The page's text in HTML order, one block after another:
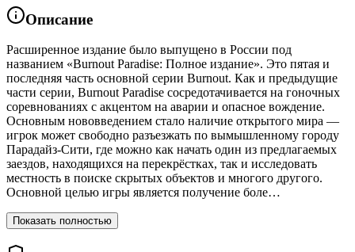
Описание
Расширенное издание было выпущено в России под
названием «Burnout Paradise: Полное издание». Это пятая и
последняя часть основной серии Burnout. Как и предыдущие
части серии, Burnout Paradise сосредотачивается на гоночных
соревнованиях с акцентом на аварии и опасное вождение.
Основным нововведением стало наличие открытого мира —
игрок может свободно разъезжать по вымышленному городу
Парадайз-Сити, где можно как начать один из предлагаемых
заездов, находящихся на перекрёстках, так и исследовать
местность в поиске скрытых объектов и многого другого.
Основной целью игры является получение боле…
Показать полностью